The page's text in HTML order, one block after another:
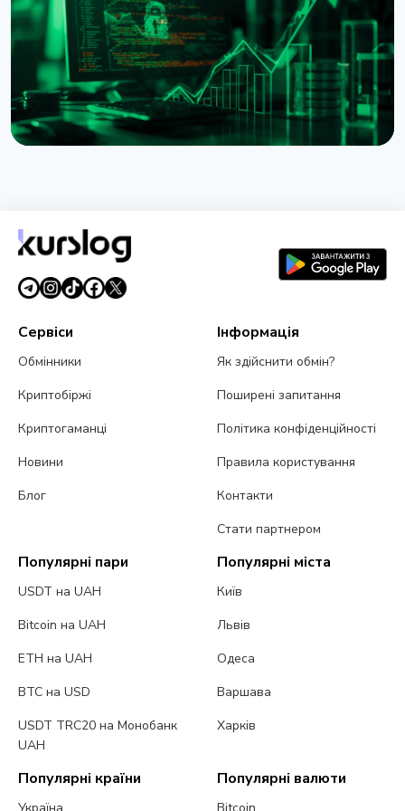
5 серпня 2026 р.4 хв читання
1 серпня 2026 р.3 хв читання
Сервіси
Обмінники
Криптобіржі
Криптогаманці
Новини
Блог
Інформація
Як здійснити обмін?
Поширені запитання
Політика конфіденційності
Правила користування
Контакти
Стати партнером
Популярні пари
USDT на UAH
Bitcoin на UAH
ETH на UAH
BTC на USD
USDT TRC20 на Монобанк
UAH
Популярні міста
Київ
Львів
Одеса
Варшава
Харків
Популярні країни Популярні валюти